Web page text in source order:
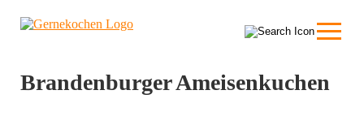
Brandenburger Ameisenkuchen